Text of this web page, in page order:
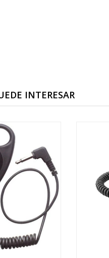
INTERESAR